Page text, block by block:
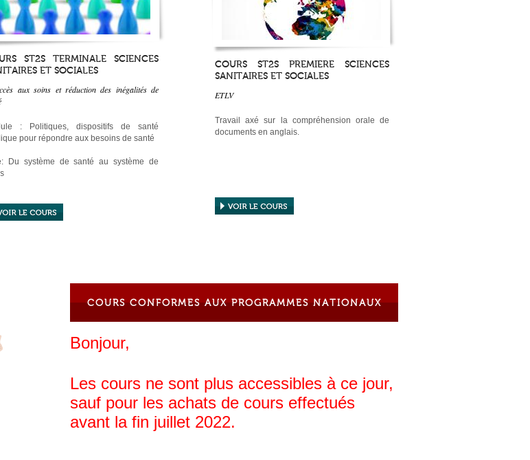
ST2S TERMINALE SCIENCES
ET SOCIALES
aux soins et réduction des inégalités de
: Politiques, dispositifs de santé
pour répondre aux besoins de santé
Du système de santé au système de
de veille sanitaire
COURS ST2S PREMIERE SCIENCES
SANITAIRES ET SOCIALES
ETLV
Travail axé sur la compréhension orale de
documents en anglais.
COURS CONFORMES AUX PROGRAMMES NATIONAUX
Bonjour,
Les cours ne sont plus accessibles à ce jour,
sauf pour les achats de cours effectués
avant la fin juillet 2022.